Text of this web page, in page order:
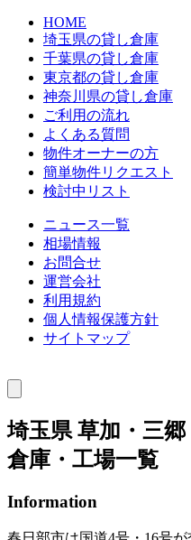
HOME
埼玉県の貸し倉庫
千葉県の貸し倉庫
東京都の貸し倉庫
神奈川県の貸し倉庫
ご利用の流れ
よくある質問
物件オーナーの方
簡単物件リクエスト
検討中リスト
ニュース一覧
相場情報
お問合せ
運営会社
利用規約
個人情報保護方針
サイトマップ
埼玉県 草加・三
倉庫・工場一覧
Information